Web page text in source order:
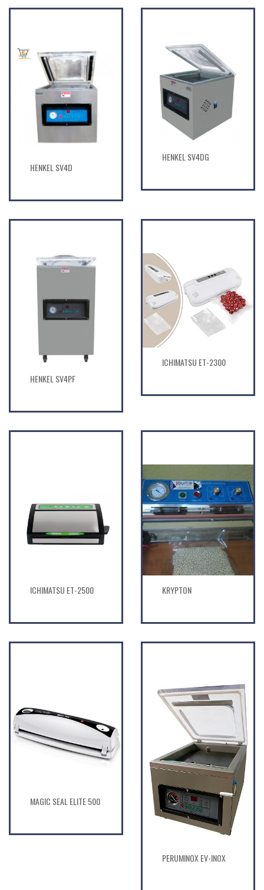
HENKEL SV4D
HENKEL SV4DG
HENKEL SV4PF
ICHIMATSU ET-2300
ICHIMATSU ET-2500 KRYPTON
MAGIC SEAL ELITE 500
PERUMINOX EV-INOX